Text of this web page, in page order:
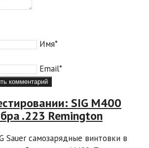
Имя*
Email*
SIG M400
.223 Remington
Sauer самозарядные винтовки в